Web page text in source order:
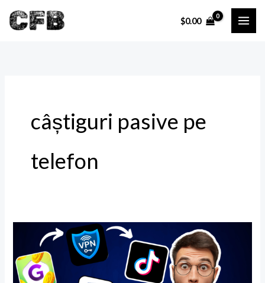
$0.00
câștiguri pasive pe
telefon
câștigi
peste